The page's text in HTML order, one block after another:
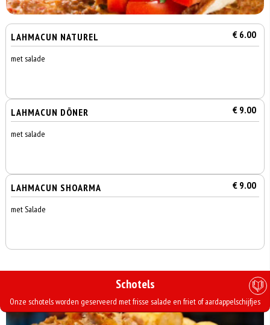
LAHMACUN NATUREL € 6.00
met salade
LAHMACUN DÖNER € 9.00
met salade
LAHMACUN SHOARMA € 9.00
met Salade
Schotels
Onze schotels worden geserveerd met frisse salade en friet of aardappelschijfjes